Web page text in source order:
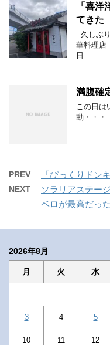
「喜
てきた
久しぶ
華料理
日 …
満腹確
この日は
動・・・
PREV 「びっくりドン
NEXT
ソラリアステー
ベロが最高だっ
2026年8月
月 火 水
3 4 5
10 11 12